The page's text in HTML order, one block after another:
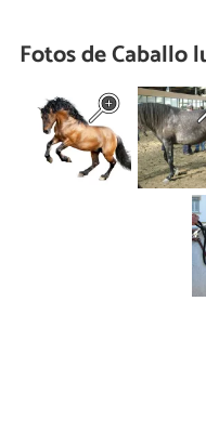
Fotos de Caballo